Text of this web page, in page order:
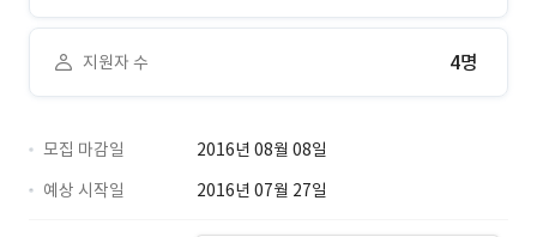
지원자 수 4명
모집 마감일
2016년 08월 08일
예상 시작일
2016년 07월 27일